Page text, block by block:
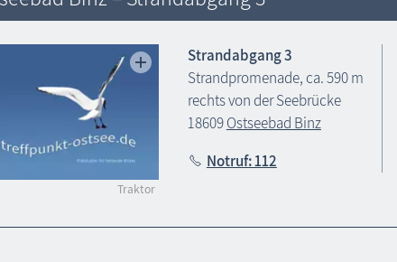
Traktor
Strandabgang 3
Strandpromenade, ca. 590 m
rechts von der Seebrücke
18609Ostseebad Binz
Notruf: 112